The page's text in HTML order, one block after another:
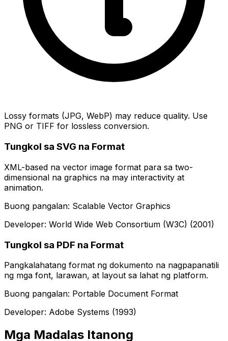
Lossy formats (JPG, WebP) may reduce quality. Use
PNG or TIFF for lossless conversion.
Tungkol sa SVG na Format
XML-based na vector image format para sa two-
dimensional na graphics na may interactivity at
animation.
Buong pangalan: Scalable Vector Graphics
Developer: World Wide Web Consortium (W3C) (2001)
Tungkol sa PDF na Format
Pangkalahatang format ng dokumento na nagpapanatili
ng mga font, larawan, at layout sa lahat ng platform.
Buong pangalan: Portable Document Format
Developer: Adobe Systems (1993)
Mga Madalas Itanong